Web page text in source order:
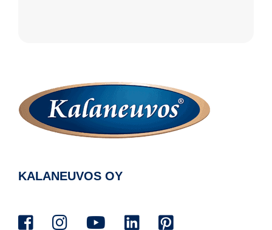
KALANEUVOS OY